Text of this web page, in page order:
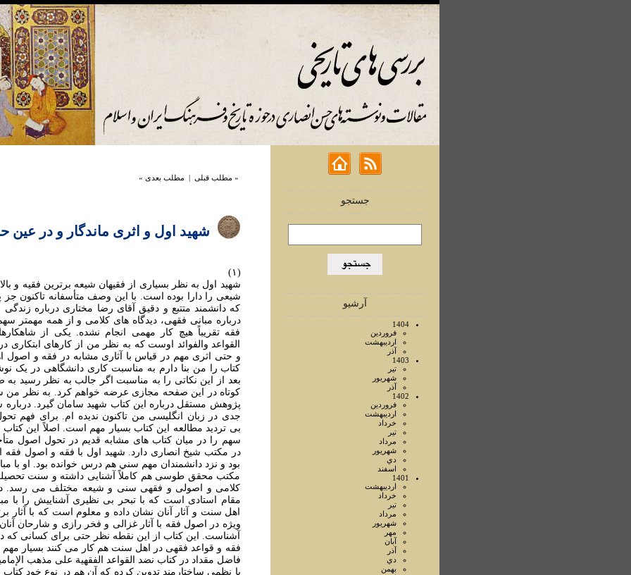
جستجو
آرشیو
1404
فروردين
ارديبهشت
آذر
1403
تير
شهريور
آذر
1402
فروردين
ارديبهشت
خرداد
تير
مرداد
شهريور
دي
اسفند
1401
ارديبهشت
خرداد
تير
مرداد
شهريور
مهر
آبان
آذر
دي
بهمن
« مطلب قبلی | مطلب بعدی »
شهيد اول و اثری ماندگار و در عین
(۱)
شهید اول به نظر بسیاری از فقیهان شیعه برترین فقیه و
شیعی را دارا بوده است. با این وصف متأسفانه تاکنون
که دانشمند متتبع و دقیق آقای رضا مختاری درباره
درباره مبانی فقهی، دیدگاه های کلامی و از همه مهمتر
فقه تقریباً هیچ کار مهمی انجام نشده. یکی از
القواعد والفوائد اوست که به نظر من از کارهای
و حتی اثری مهم در قیاس با آثاری مشابه در فقه و
کتاب را من بنا دارم به مناسبت کاری دانشگاهی در یک
بعد از این نکاتی را به مناسبت اگر جالب به نظر رسید
کوتاه در این صفحه مجازی عرضه خواهم کرد. به نظر من
پژوهش مستقل درباره این کتاب شهید سامان گیرد. درباره
جدی در زبان انگلیسی من تاکنون ندیده ام. برای فهم
بی تردید مطالعه این کتاب بسیار مهم است. اصلاً این
سهم را در میان کتاب های مشابه قدیم در تحول اصول
در مکتب شیخ انصاری دارد. شهید اول با فقه و اصول فقه
بود و نزد دانشمندان مهم سني هم درس خوانده بود. او با
مکتب محقق طوسی هم کاملاً آشنایی داشته و سنت
کلامی و اصولی و فقهی سنی و شیعه مختلف می رسد.
مقام استادی است که با تبحر بی نظیری آشناییش را با
اهل سنت و آثار آنان نشان داده و معلوم است که با آثار
ویژه در اصول فقه با آثار غزالی و فخر رازی و شارحان
آشناست. این کتاب از این نقطه نظر حتی برای کسانی که
فقه و قواعد فقهی در اهل سنت هم کار می کنند بسیار
فاضل مقداد در کتاب نضد القواعد الفقهية على مذهب
با نظمی ساختارمند تدوین کرده که آن هم در نوع خود